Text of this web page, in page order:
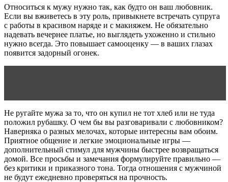
Относиться к мужу нужно так, как будто он ваш любовник.
Если вы вживетесь в эту роль, привыкнете встречать супруга
с работы в красивом наряде и с макияжем. Не обязательно
надевать вечернее платье, но выглядеть ухоженно и стильно
нужно всегда. Это повышает самооценку — в ваших глазах
появится задорный огонек.
Не ругайте мужа за то, что он купил не тот хлеб или не туда
положил рубашку. О чем бы вы разговаривали с любовником?
Наверняка о разных мелочах, которые интересны вам обоим.
Приятное общение и легкие эмоциональные игры —
дополнительный стимул для мужчины быстрее возвращаться
домой. Все просьбы и замечания формулируйте правильно —
без критики и приказного тона. Тогда отношения с мужчиной
не будут ежедневно проверяться на прочность.